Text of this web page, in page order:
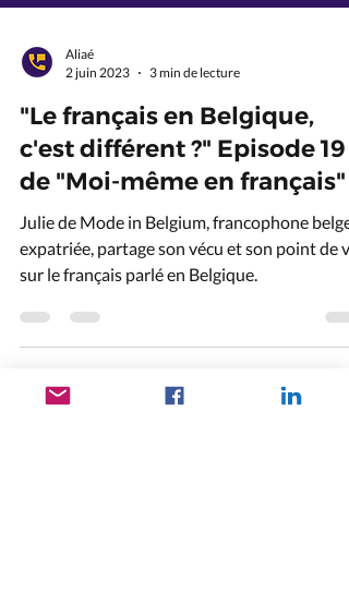
Aliaé
"Le français en Belgique,
c'est différent ?" Episode 19
de "Moi-même en français"
Julie de Mode in Belgium, francophone belge
expatriée, partage son vécu et son point de vue